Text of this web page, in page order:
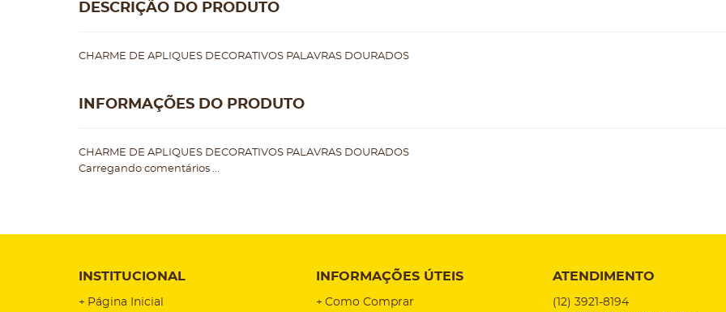
DESCRIÇÃO DO PRODUTO
CHARME DE APLIQUES DECORATIVOS PALAVRAS DOURADOS
INFORMAÇÕES DO PRODUTO
CHARME DE APLIQUES DECORATIVOS PALAVRAS DOURADOS
Carregando comentários ...
INSTITUCIONAL
Página Inicial
INFORMAÇÕES ÚTEIS
Como Comprar
ATENDIMENTO
(12) 3921-8194